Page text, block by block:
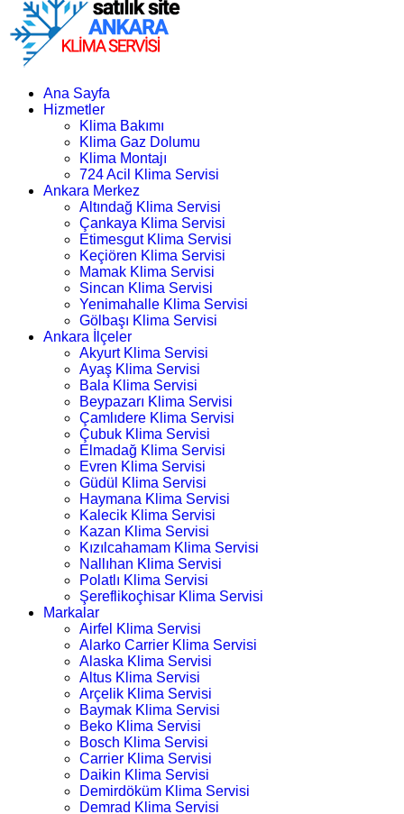
Ana Sayfa
Hizmetler
Klima Bakımı
Klima Gaz Dolumu
Klima Montajı
724 Acil Klima Servisi
Ankara Merkez
Altındağ Klima Servisi
Çankaya Klima Servisi
Etimesgut Klima Servisi
Keçiören Klima Servisi
Mamak Klima Servisi
Sincan Klima Servisi
Yenimahalle Klima Servisi
Gölbaşı Klima Servisi
Ankara İlçeler
Akyurt Klima Servisi
Ayaş Klima Servisi
Bala Klima Servisi
Beypazarı Klima Servisi
Çamlıdere Klima Servisi
Çubuk Klima Servisi
Elmadağ Klima Servisi
Evren Klima Servisi
Güdül Klima Servisi
Haymana Klima Servisi
Kalecik Klima Servisi
Kazan Klima Servisi
Kızılcahamam Klima Servisi
Nallıhan Klima Servisi
Polatlı Klima Servisi
Şereflikoçhisar Klima Servisi
Markalar
Airfel Klima Servisi
Alarko Carrier Klima Servisi
Alaska Klima Servisi
Altus Klima Servisi
Arçelik Klima Servisi
Baymak Klima Servisi
Beko Klima Servisi
Bosch Klima Servisi
Carrier Klima Servisi
Daikin Klima Servisi
Demirdöküm Klima Servisi
Demrad Klima Servisi